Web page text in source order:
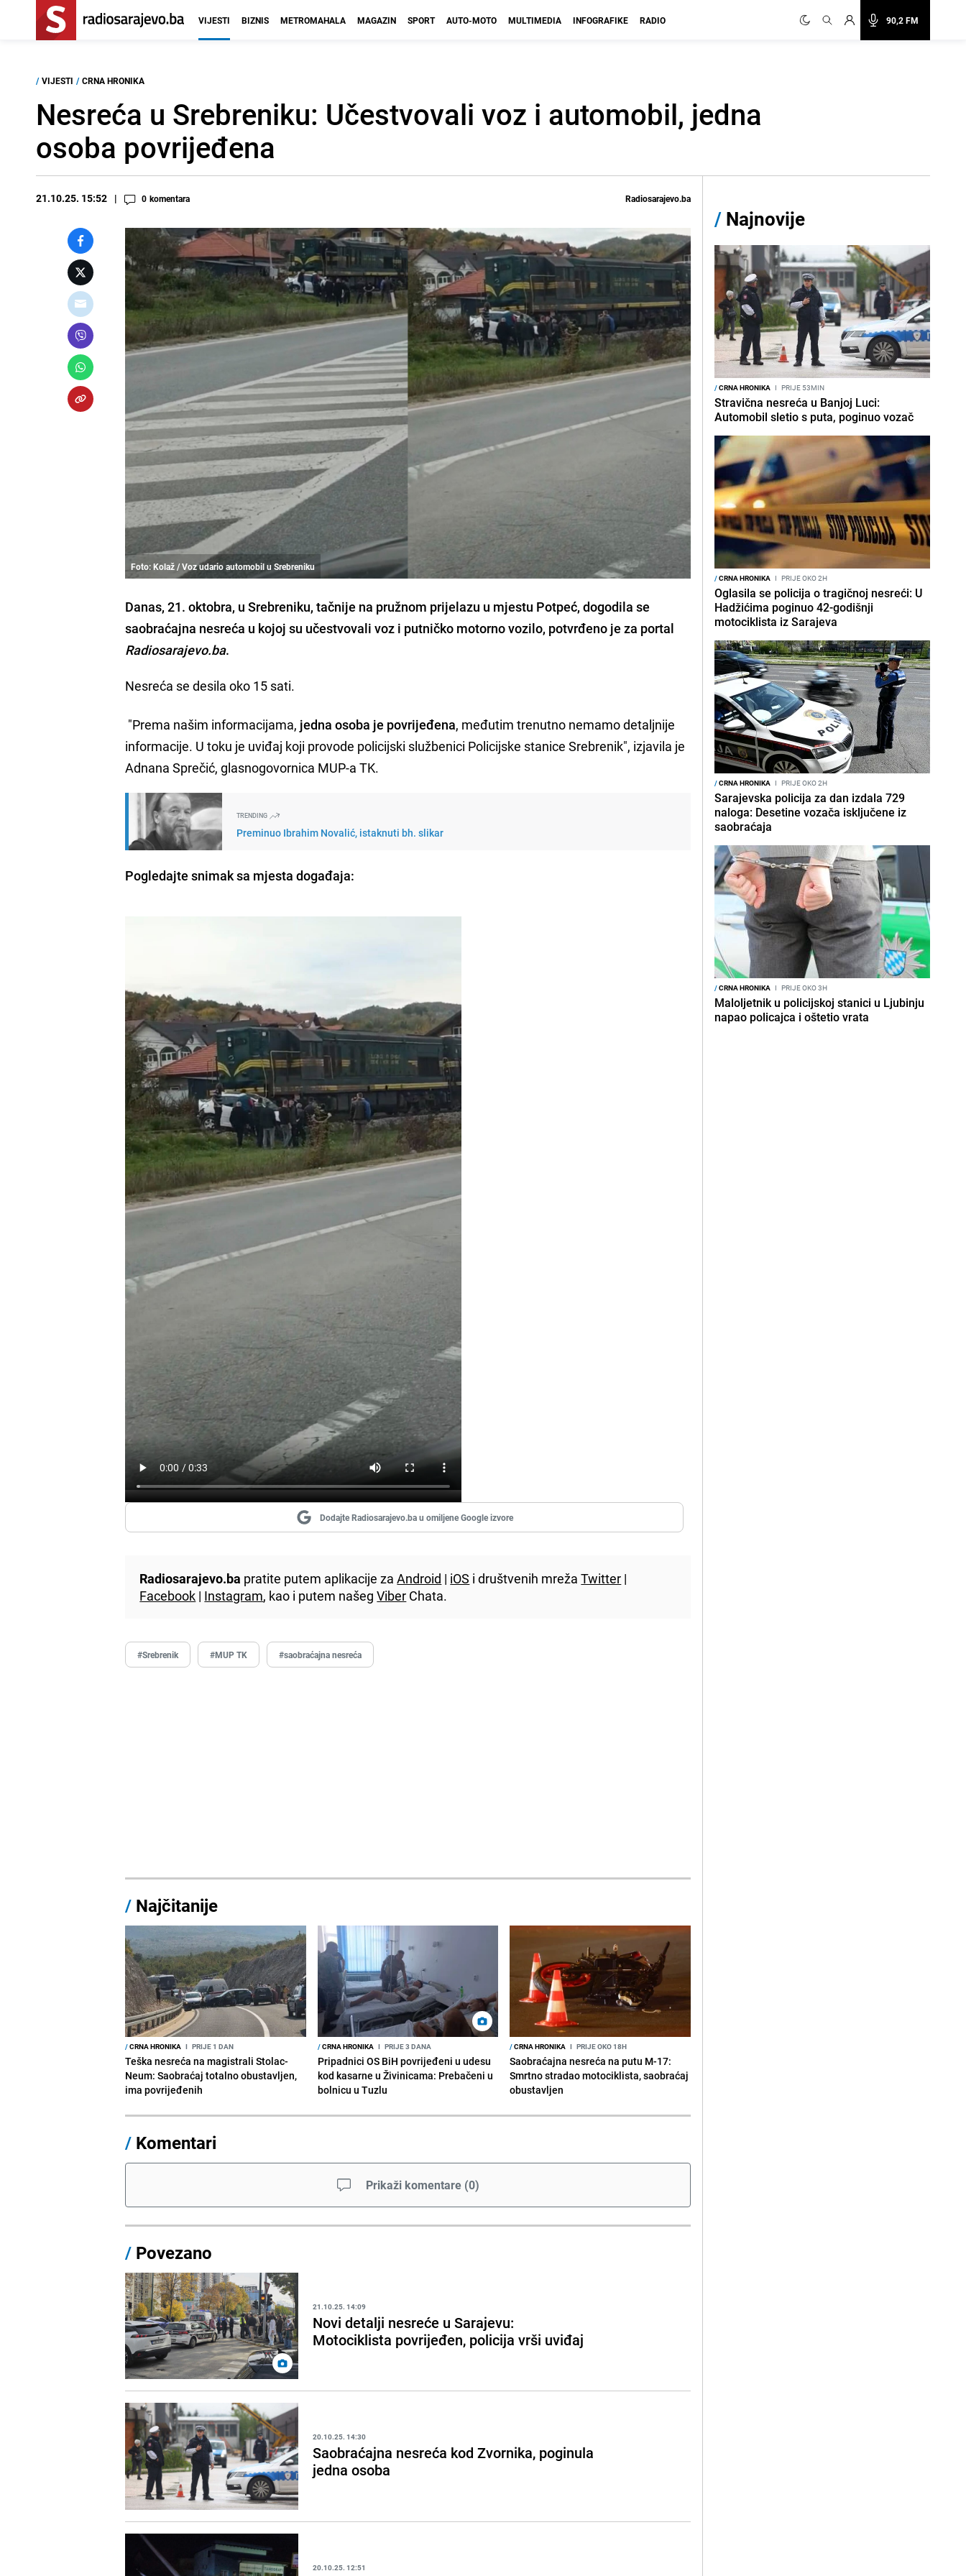
90,2 FM
VIJESTI BIZNIS METROMAHALA MAGAZIN SPORT AUTO-MOTO MULTIMEDIA INFOGRAFIKE RADIO
/ VIJESTI / CRNA HRONIKA
Nesreća u Srebreniku: Učestvovali voz i automobil, jedna
osoba povrijeđena
21.10.25. 15:52 0 komentara Radiosarajevo.ba
Foto: Kolaž / Voz udario automobil u Srebreniku
Danas, 21. oktobra, u Srebreniku, tačnije na pružnom prijelazu u mjestu Potpeć, dogodila se
saobraćajna nesreća u kojoj su učestvovali voz i putničko motorno vozilo, potvrđeno je za portal
Radiosarajevo.ba.
Nesreća se desila oko 15 sati.
"Prema našim informacijama, jedna osoba je povrijeđena, međutim trenutno nemamo detaljnije
informacije. U toku je uviđaj koji provode policijski službenici Policijske stanice Srebrenik", izjavila je
Adnana Sprečić, glasnogovornica MUP-a TK.
TRENDING
Preminuo Ibrahim Novalić, istaknuti bh. slikar
Pogledajte snimak sa mjesta događaja:
Dodajte Radiosarajevo.ba u omiljene Google izvore
Radiosarajevo.ba pratite putem aplikacije zaAndroid | iOS i društvenih mrežaTwitter |
Facebook | Instagram, kao i putem našegViber Chata.
#Srebrenik #MUP TK #saobraćajna nesreća
/ Najčitanije
/CRNA HRONIKA I PRIJE 1 DAN
Teška nesreća na magistrali Stolac-
Neum: Saobraćaj totalno obustavljen,
ima povrijeđenih
/CRNA HRONIKA I PRIJE 3 DANA
Pripadnici OS BiH povrijeđeni u udesu
kod kasarne u Živinicama: Prebačeni u
bolnicu u Tuzlu
/CRNA HRONIKA I PRIJE OKO 18H
Saobraćajna nesreća na putu M-17:
Smrtno stradao motociklista, saobraćaj
obustavljen
/ Komentari
Prikaži komentare (0)
/ Povezano
21.10.25. 14:09
Novi detalji nesreće u Sarajevu:
Motociklista povrijeđen, policija vrši uviđaj
20.10.25. 14:30
Saobraćajna nesreća kod Zvornika, poginula
jedna osoba
20.10.25. 12:51
/ Najnovije
/CRNA HRONIKA I PRIJE 53MIN
Stravična nesreća u Banjoj Luci:
Automobil sletio s puta, poginuo vozač
/CRNA HRONIKA I PRIJE OKO 2H
Oglasila se policija o tragičnoj nesreći: U
Hadžićima poginuo 42-godišnji
motociklista iz Sarajeva
/CRNA HRONIKA I PRIJE OKO 2H
Sarajevska policija za dan izdala 729
naloga: Desetine vozača isključene iz
saobraćaja
/CRNA HRONIKA I PRIJE OKO 3H
Maloljetnik u policijskoj stanici u Ljubinju
napao policajca i oštetio vrata